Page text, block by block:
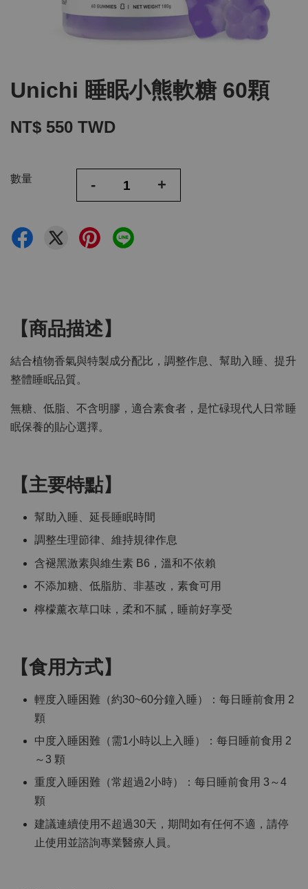
Unichi 睡眠小熊軟糖 60顆
NT$ 550 TWD
數量 - +
【商品描述】
結合植物香氣與特製成分配比，調整作息、幫助入睡、提升
整體睡眠品質。
無糖、低脂、不含明膠，適合素食者，是忙碌現代人日常睡
眠保養的貼心選擇。
【主要特點】
幫助入睡、延長睡眠時間
調整生理節律、維持規律作息
含褪黑激素與維生素 B6，溫和不依賴
不添加糖、低脂肪、非基改，素食可用
檸檬薰衣草口味，柔和不膩，睡前好享受
【食用方式】
輕度入睡困難（約30~60分鐘入睡）：每日睡前食用 2
顆
中度入睡困難（需1小時以上入睡）：每日睡前食用 2
～3 顆
重度入睡困難（常超過2小時）：每日睡前食用 3～4
顆
建議連續使用不超過30天，期間如有任何不適，請停
止使用並諮詢專業醫療人員。